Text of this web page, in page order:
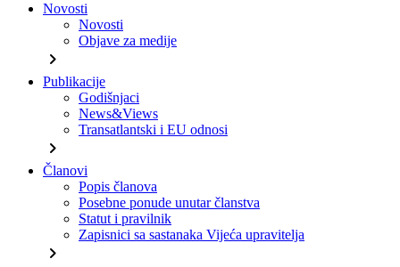
Novosti
Novosti
Objave za medije
chevron_right
Publikacije
Godišnjaci
News&Views
Transatlantski i EU odnosi
chevron_right
Članovi
Popis članova
Posebne ponude unutar članstva
Statut i pravilnik
Zapisnici sa sastanaka Vijeća upravitelja
chevron_right